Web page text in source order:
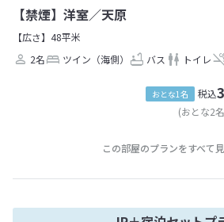
【禁煙】洋室／天原
【広さ】48平米
2名
ツイン（海側） バス トイレ
おとな1名 税込
(おとな2
この部屋のプランをすべて